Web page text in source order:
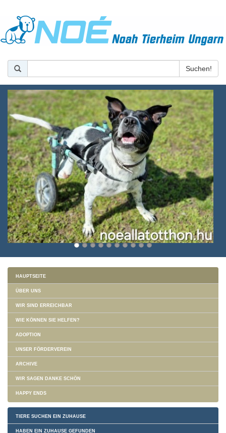
HAUPTSEITE
ÜBER UNS
WIR SIND ERREICHBAR
WIE KÖNNEN SIE HELFEN?
ADOPTION
UNSER FÖRDERVEREIN
ARCHIVE
WIR SAGEN DANKE SCHÖN
HAPPY ENDS
TIERE SUCHEN EIN ZUHAUSE
HABEN EIN ZUHAUSE GEFUNDEN